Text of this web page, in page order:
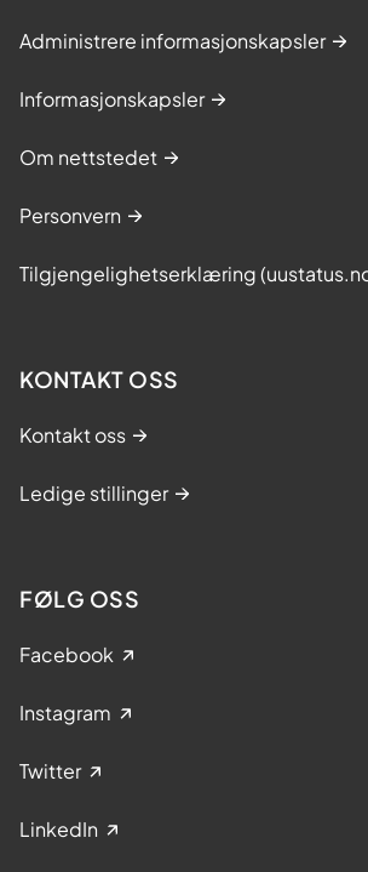
Administrere informasjonskapsler
Informasjonskapsler
Om nettstedet
Personvern
Tilgjengelighetserklæring
KONTAKT OSS
Kontakt oss
Ledige stillinger
FØLG OSS
Facebook
Instagram
Twitter
LinkedIn